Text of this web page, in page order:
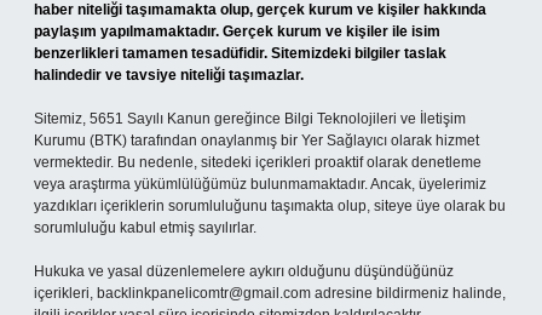
haber niteliği taşımamakta olup, gerçek kurum ve kişiler hakkında
paylaşım yapılmamaktadır. Gerçek kurum ve kişiler ile isim
benzerlikleri tamamen tesadüfidir. Sitemizdeki bilgiler taslak
halindedir ve tavsiye niteliği taşımazlar.
Sitemiz, 5651 Sayılı Kanun gereğince Bilgi Teknolojileri ve İletişim
Kurumu (BTK) tarafından onaylanmış bir Yer Sağlayıcı olarak hizmet
vermektedir. Bu nedenle, sitedeki içerikleri proaktif olarak denetleme
veya araştırma yükümlülüğümüz bulunmamaktadır. Ancak, üyelerimiz
yazdıkları içeriklerin sorumluluğunu taşımakta olup, siteye üye olarak bu
sorumluluğu kabul etmiş sayılırlar.
Hukuka ve yasal düzenlemelere aykırı olduğunu düşündüğünüz
içerikleri, backlinkpanelicomtr@gmail.com adresine bildirmeniz halinde,